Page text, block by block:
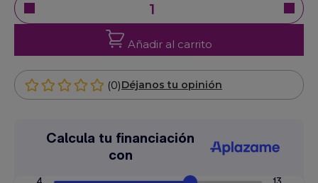
Añadir al carrito
(0)Déjanos tu opinión